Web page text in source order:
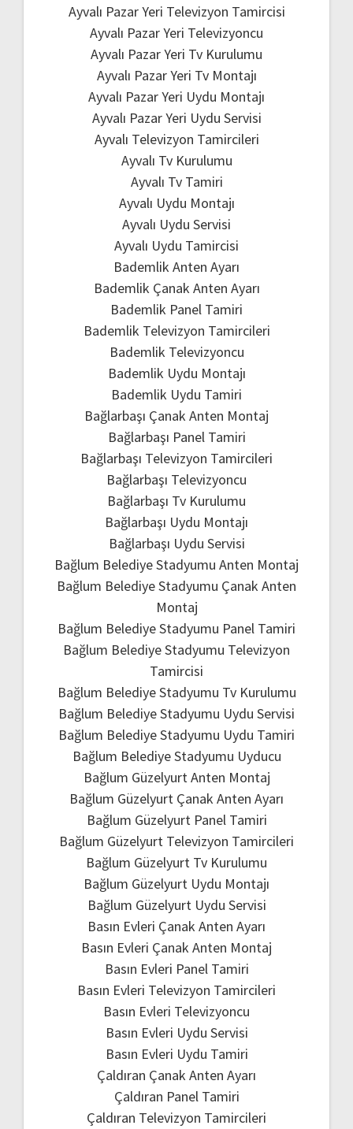
Ayvalı Pazar Yeri Televizyon Tamircisi
Ayvalı Pazar Yeri Televizyoncu
Ayvalı Pazar Yeri Tv Kurulumu
Ayvalı Pazar Yeri Tv Montajı
Ayvalı Pazar Yeri Uydu Montajı
Ayvalı Pazar Yeri Uydu Servisi
Ayvalı Televizyon Tamircileri
Ayvalı Tv Kurulumu
Ayvalı Tv Tamiri
Ayvalı Uydu Montajı
Ayvalı Uydu Servisi
Ayvalı Uydu Tamircisi
Bademlik Anten Ayarı
Bademlik Çanak Anten Ayarı
Bademlik Panel Tamiri
Bademlik Televizyon Tamircileri
Bademlik Televizyoncu
Bademlik Uydu Montajı
Bademlik Uydu Tamiri
Bağlarbaşı Çanak Anten Montaj
Bağlarbaşı Panel Tamiri
Bağlarbaşı Televizyon Tamircileri
Bağlarbaşı Televizyoncu
Bağlarbaşı Tv Kurulumu
Bağlarbaşı Uydu Montajı
Bağlarbaşı Uydu Servisi
Bağlum Belediye Stadyumu Anten Montaj
Bağlum Belediye Stadyumu Çanak Anten
Montaj
Bağlum Belediye Stadyumu Panel Tamiri
Bağlum Belediye Stadyumu Televizyon
Tamircisi
Bağlum Belediye Stadyumu Tv Kurulumu
Bağlum Belediye Stadyumu Uydu Servisi
Bağlum Belediye Stadyumu Uydu Tamiri
Bağlum Belediye Stadyumu Uyducu
Bağlum Güzelyurt Anten Montaj
Bağlum Güzelyurt Çanak Anten Ayarı
Bağlum Güzelyurt Panel Tamiri
Bağlum Güzelyurt Televizyon Tamircileri
Bağlum Güzelyurt Tv Kurulumu
Bağlum Güzelyurt Uydu Montajı
Bağlum Güzelyurt Uydu Servisi
Basın Evleri Çanak Anten Ayarı
Basın Evleri Çanak Anten Montaj
Basın Evleri Panel Tamiri
Basın Evleri Televizyon Tamircileri
Basın Evleri Televizyoncu
Basın Evleri Uydu Servisi
Basın Evleri Uydu Tamiri
Çaldıran Çanak Anten Ayarı
Çaldıran Panel Tamiri
Çaldıran Televizyon Tamircileri